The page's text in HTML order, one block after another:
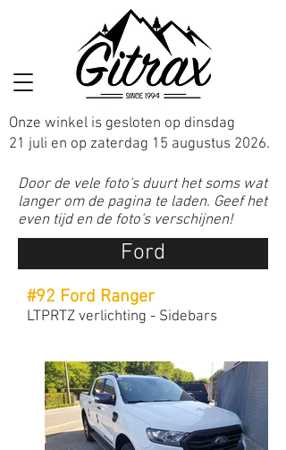
Onze winkel is gesloten op dinsdag
21 juli en op zaterdag 15 augustus 2026.
Door de vele foto's duurt het soms wat
langer om de pagina te laden. Geef het
even tijd en de foto's verschijnen!
Ford
#92 Ford Ranger
LTPRTZ verlichting - Sidebars